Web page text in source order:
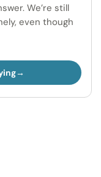
We’re still
even though